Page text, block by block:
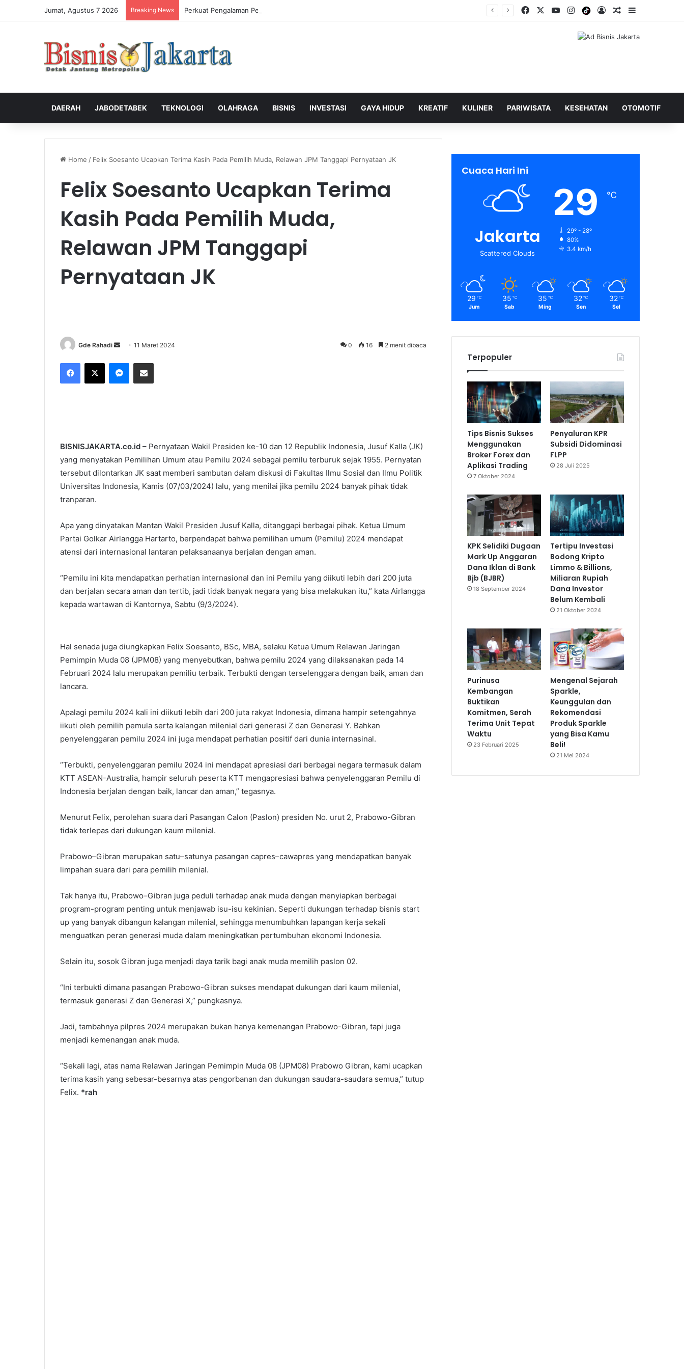
Jumat, Agustus 7 2026 Breaking News Perkuat Pengalaman Pelanggan, PLN Icon Plus Sabet Tiga Penghargaan CCW 2026 Facebook YouTubeInstagramTiktokLog InShuffle Berita
DAERAH JABODETABEK TEKNOLOGI OLAHRAGA BISNIS INVESTASI GAYA HIDUP KREATIF KULINER PARIWISATA KESEHATAN OTOMOTIF
Home / Felix Soesanto Ucapkan Terima Kasih Pada Pemilih Muda, Relawan JPM Tanggapi Pernyataan JK
Felix Soesanto Ucapkan Terima
Kasih Pada Pemilih Muda,
Relawan JPM Tanggapi
Pernyataan JK
Gde Rahadi
n
11 Maret 2024 0 16 2 menit dibaca
BISNISJAKARTA.co.id – Pernyataan Wakil Presiden ke-10 dan 12 Republik Indonesia, Jusuf Kalla (JK)
yang menyatakan Pemilihan Umum atau Pemilu 2024 sebagai pemilu terburuk sejak 1955. Pernyatan
tersebut dilontarkan JK saat memberi sambutan dalam diskusi di Fakultas Ilmu Sosial dan Ilmu Politik
Universitas Indonesia, Kamis (07/03/2024) lalu, yang menilai jika pemilu 2024 banyak pihak tidak
tranparan.
Apa yang dinyatakan Mantan Wakil Presiden Jusuf Kalla, ditanggapi berbagai pihak. Ketua Umum
Partai Golkar Airlangga Hartarto, berpendapat bahwa pemilihan umum (Pemilu) 2024 mendapat
atensi dari internasional lantaran pelaksanaanya berjalan dengan aman.
“Pemilu ini kita mendapatkan perhatian internasional dan ini Pemilu yang diikuti lebih dari 200 juta
dan berjalan secara aman dan tertib, jadi tidak banyak negara yang bisa melakukan itu,” kata Airlangga
kepada wartawan di Kantornya, Sabtu (9/3/2024).
Hal senada juga diungkapkan Felix Soesanto, BSc, MBA, selaku Ketua Umum Relawan Jaringan
Pemimpin Muda 08 (JPM08) yang menyebutkan, bahwa pemilu 2024 yang dilaksanakan pada 14
Februari 2024 lalu merupakan pemiliu terbaik. Terbukti dengan terselenggara dengan baik, aman dan
lancara.
Apalagi pemilu 2024 kali ini diikuti lebih dari 200 juta rakyat Indonesia, dimana hampir setengahnya
iikuti oleh pemilih pemula serta kalangan milenial dari generasi Z dan Generasi Y. Bahkan
penyelenggaran pemilu 2024 ini juga mendapat perhatian positif dari dunia internasinal.
“Terbukti, penyelenggaran pemilu 2024 ini mendapat apresiasi dari berbagai negara termasuk dalam
KTT ASEAN-Australia, hampir seluruh peserta KTT mengapresiasi bahwa penyelenggaran Pemilu di
Indonesia berjalan dengan baik, lancar dan aman,” tegasnya.
Menurut Felix, perolehan suara dari Pasangan Calon (Paslon) presiden No. urut 2, Prabowo-Gibran
tidak terlepas dari dukungan kaum milenial.
Prabowo–Gibran merupakan satu–satunya pasangan capres–cawapres yang mendapatkan banyak
limpahan suara dari para pemilih milenial.
Tak hanya itu, Prabowo–Gibran juga peduli terhadap anak muda dengan menyiapkan berbagai
program-program penting untuk menjawab isu-isu kekinian. Seperti dukungan terhadap bisnis start
up yang banyak dibangun kalangan milenial, sehingga menumbuhkan lapangan kerja sekali
menguatkan peran generasi muda dalam meningkatkan pertumbuhan ekonomi Indonesia.
Selain itu, sosok Gibran juga menjadi daya tarik bagi anak muda memilih paslon 02.
“Ini terbukti dimana pasangan Prabowo-Gibran sukses mendapat dukungan dari kaum milenial,
termasuk generasi Z dan Generasi X,” pungkasnya.
Jadi, tambahnya pilpres 2024 merupakan bukan hanya kemenangan Prabowo-Gibran, tapi juga
menjadi kemenangan anak muda.
“Sekali lagi, atas nama Relawan Jaringan Pemimpin Muda 08 (JPM08) Prabowo Gibran, kami ucapkan
terima kasih yang sebesar-besarnya atas pengorbanan dan dukungan saudara-saudara semua,” tutup
Felix. *rah
Cuaca Hari Ini
Jakarta
Scattered Clouds
29 ℃
29º - 28º
80%
3.4 km/h
29 ℃
Jum
35 ℃
Sab
35 ℃
Ming
32 ℃
Sen
32 ℃
Sel
Terpopuler
Tips Bisnis Sukses
Menggunakan
Broker Forex dan
Aplikasi Trading
7 Oktober 2024
Penyaluran KPR
Subsidi Didominasi
FLPP
28 Juli 2025
KPK Selidiki Dugaan
Mark Up Anggaran
Dana Iklan di Bank
Bjb (BJBR)
18 September 2024
Tertipu Investasi
Bodong Kripto
Limmo & Billions,
Miliaran Rupiah
Dana Investor
Belum Kembali
21 Oktober 2024
Purinusa
Kembangan
Buktikan
Komitmen, Serah
Terima Unit Tepat
Waktu
23 Februari 2025
Mengenal Sejarah
Sparkle,
Keunggulan dan
Rekomendasi
Produk Sparkle
yang Bisa Kamu
Beli!
21 Mei 2024